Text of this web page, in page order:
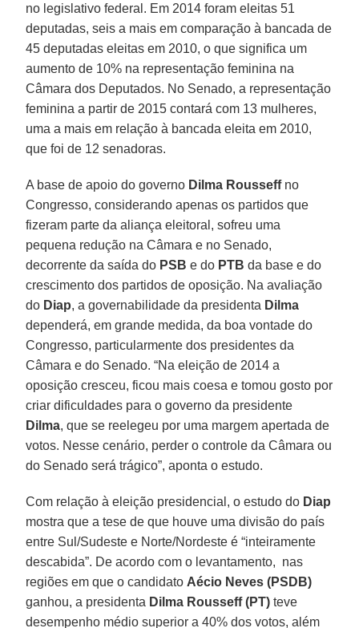
no legislativo federal. Em 2014 foram eleitas 51
deputadas, seis a mais em comparação à bancada de
45 deputadas eleitas em 2010, o que significa um
aumento de 10% na representação feminina na
Câmara dos Deputados. No Senado, a representação
feminina a partir de 2015 contará com 13 mulheres,
uma a mais em relação à bancada eleita em 2010,
que foi de 12 senadoras.
A base de apoio do governo Dilma Rousseffno
Congresso, considerando apenas os partidos que
fizeram parte da aliança eleitoral, sofreu uma
pequena redução na Câmara e no Senado,
decorrente da saída do PSB e do PTB da base e do
crescimento dos partidos de oposição. Na avaliação
do Diap, a governabilidade da presidenta Dilma
dependerá, em grande medida, da boa vontade do
Congresso, particularmente dos presidentes da
Câmara e do Senado. “Na eleição de 2014 a
oposição cresceu, ficou mais coesa e tomou gosto por
criar dificuldades para o governo da presidente
Dilma, que se reelegeu por uma margem apertada de
votos. Nesse cenário, perder o controle da Câmara ou
do Senado será trágico”, aponta o estudo.
Com relação à eleição presidencial, o estudo do Diap
mostra que a tese de que houve uma divisão do país
entre Sul/Sudeste e Norte/Nordeste é “inteiramente
descabida”. De acordo com o levantamento, nas
regiões em que o candidato Aécio Neves (PSDB)
ganhou, a presidenta Dilma Rousseff (PT) teve
desempenho médio superior a 40% dos votos, além